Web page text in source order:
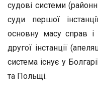
судові системи
суди першої
основну масу справ
другої інстанції
система існує у
та Польщі.